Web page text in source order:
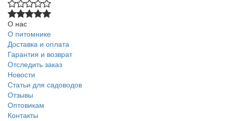
О нас
О питомнике
Доставка и оплата
Гарантия и возврат
Отследить заказ
Новости
Статьи для садоводов
Отзывы
Оптовикам
Контакты